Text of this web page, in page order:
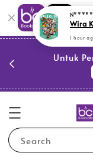
Your
Untuk
Search
1 hour